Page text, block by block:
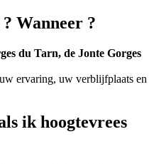
Wanneer ?
du Tarn, de Jonte Gorges
ervaring, uw verblijfplaats en
ik hoogtevrees